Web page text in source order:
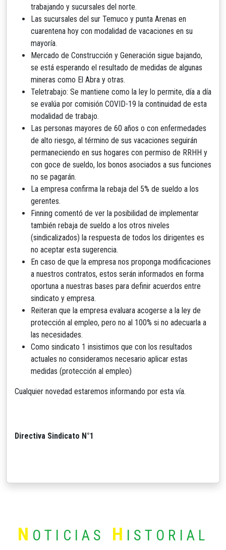
trabajando y sucursales del norte.
Las sucursales del sur Temuco y punta Arenas en
cuarentena hoy con modalidad de vacaciones en su
mayoría.
Mercado de Construcción y Generación sigue bajando,
se está esperando el resultado de medidas de algunas
mineras como El Abra y otras.
Teletrabajo: Se mantiene como la ley lo permite, día a día
se evalúa por comisión COVID-19 la continuidad de esta
modalidad de trabajo.
Las personas mayores de 60 años o con enfermedades
de alto riesgo, al término de sus vacaciones seguirán
permaneciendo en sus hogares con permiso de RRHH y
con goce de sueldo, los bonos asociados a sus funciones
no se pagarán.
La empresa confirma la rebaja del 5% de sueldo a los
gerentes.
Finning comentó de ver la posibilidad de implementar
también rebaja de sueldo a los otros niveles
(sindicalizados) la respuesta de todos los dirigentes es
no aceptar esta sugerencia.
En caso de que la empresa nos proponga modificaciones
a nuestros contratos, estos serán informados en forma
oportuna a nuestras bases para definir acuerdos entre
sindicato y empresa.
Reiteran que la empresa evaluara acogerse a la ley de
protección al empleo, pero no al 100% si no adecuarla a
las necesidades.
Como sindicato 1 insistimos que con los resultados
actuales no consideramos necesario aplicar estas
medidas (protección al empleo)
Cualquier novedad estaremos informando por esta vía.
Directiva Sindicato N°1
N OTICIAS H ISTORIAL